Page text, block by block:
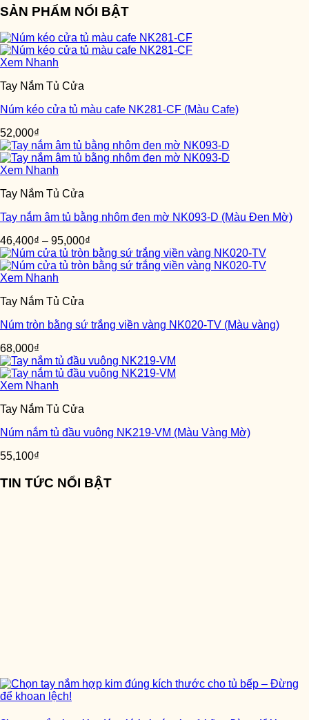
SẢN PHẨM NỔI BẬT
Xem Nhanh
Tay Nắm Tủ Cửa
Núm kéo cửa tủ màu cafe NK281-CF (Màu Cafe)
52,000₫
Xem Nhanh
Tay Nắm Tủ Cửa
Tay nắm âm tủ bằng nhôm đen mờ NK093-D (Màu Đen Mờ)
46,400₫ – 95,000₫
Xem Nhanh
Tay Nắm Tủ Cửa
Núm tròn bằng sứ trắng viền vàng NK020-TV (Màu vàng)
68,000₫
Xem Nhanh
Tay Nắm Tủ Cửa
Núm nắm tủ đầu vuông NK219-VM (Màu Vàng Mờ)
55,100₫
TIN TỨC NỔI BẬT